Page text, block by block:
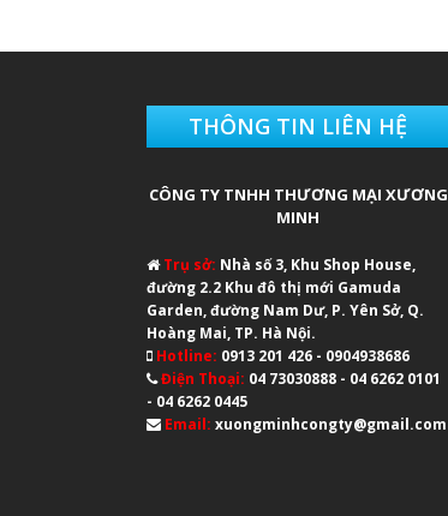
THÔNG TIN LIÊN HỆ
CÔNG TY TNHH THƯƠNG MẠI XƯƠNG
MINH
Trụ sở: Nhà số 3, Khu Shop House,
đường 2.2 Khu đô thị mới Gamuda
Garden, đường Nam Dư, P. Yên Sở, Q.
Hoàng Mai, TP. Hà Nội.
Hotline: 0913 201 426 - 0904938686
Điện Thoại: 04 73030888 - 04 6262 0101
- 04 6262 0445
Email: xuongminhcongty@gmail.com